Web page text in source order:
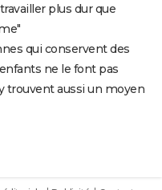
plus dur que
qui conservent des
ne le font pas
trouvent aussi un moyen